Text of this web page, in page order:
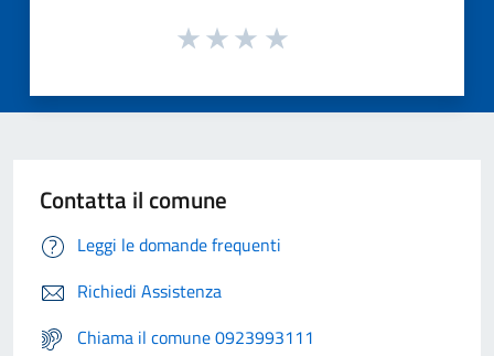
Contatta il comune
Leggi le domande frequenti
Richiedi Assistenza
Chiama il comune 0923993111